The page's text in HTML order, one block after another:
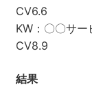
CV6.6
KW：〇〇サ
CV8.9
結果